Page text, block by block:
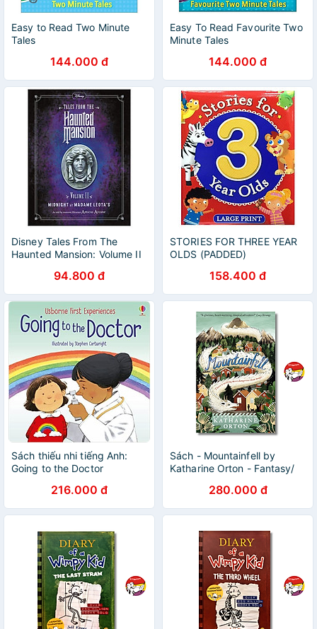
Easy to Read Two Minute
Tales
144.000 đ
Easy To Read Favourite Two
Minute Tales
144.000 đ
Disney Tales From The
Haunted Mansion: Volume II
(Haunted Mansions Disney)
94.800 đ
STORIES FOR THREE YEAR
OLDS (PADDED)
158.400 đ
Sách thiếu nhi tiếng Anh:
Going to the Doctor
216.000 đ
Sách - Mountainfell by
Katharine Orton - Fantasy/
280.000 đ